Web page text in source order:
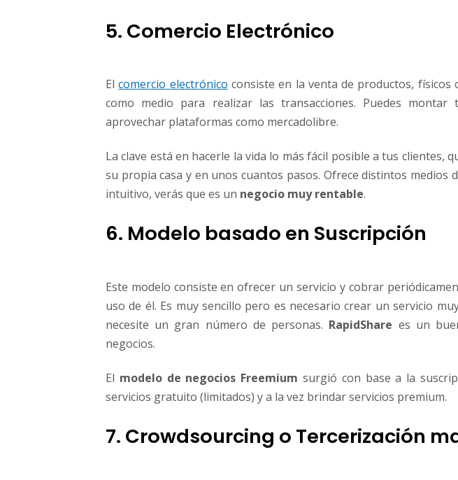
5. Comercio Electrónico
Elcomercio electrónico consiste en la venta de productos,
como medio para realizar las transacciones. Puedes
aprovechar plataformas como mercadolibre.
La clave está en hacerle la vida lo más fácil posible a tus clientes,
su propia casa y en unos cuantos pasos. Ofrece distintos medios
intuitivo, verás que es un negocio muy rentable.
6. Modelo basado en Suscripción
Este modelo consiste en ofrecer un servicio y cobrar
uso de él. Es muy sencillo pero es necesario crear un servicio
necesite un gran número de personas. RapidShare es un
negocios.
El modelo de negocios Freemium surgió con base a la
servicios gratuito (limitados) y a la vez brindar servicios premium.
7. Crowdsourcing o Tercerización